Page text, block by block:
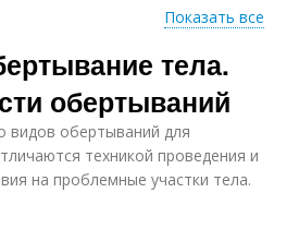
Обертывании для
тела
Обертывание для
тела
Показать все
тела.
обертываний
видов обертываний для
техникой проведения и
на проблемные участки тела.